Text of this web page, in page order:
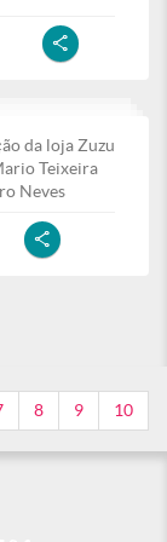
da loja Zuzu
Teixeira
Neves
8 9 10